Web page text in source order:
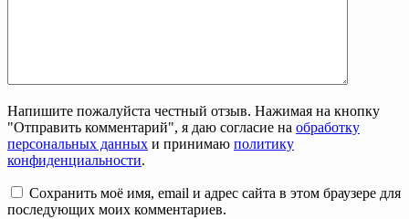
Напишите пожалуйста честный отзыв. Нажимая на кнопку
"Отправить комментарий", я даю согласие на обработку
персональных данных и принимаю политику
конфиденциальности.
Сохранить моё имя, email и адрес сайта в этом браузере для
последующих моих комментариев.